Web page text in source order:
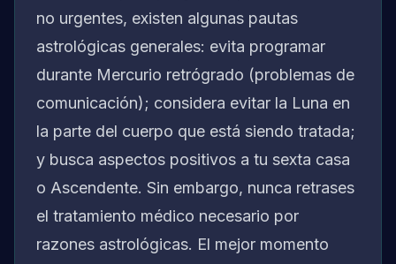
no urgentes, existen algunas pautas
astrológicas generales: evita programar
durante Mercurio retrógrado (problemas de
comunicación); considera evitar la Luna en
la parte del cuerpo que está siendo tratada;
y busca aspectos positivos a tu sexta casa
o Ascendente. Sin embargo, nunca retrases
el tratamiento médico necesario por
razones astrológicas. El mejor momento